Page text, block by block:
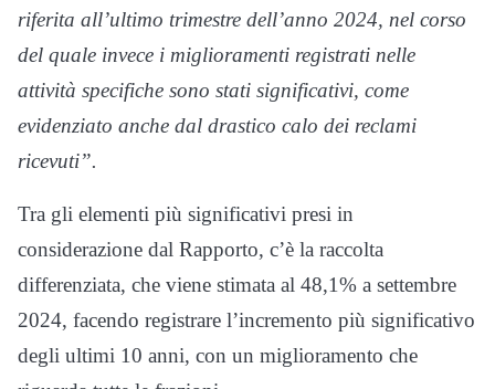
riferita all’ultimo trimestre dell’anno 2024, nel corso
del quale invece i miglioramenti registrati nelle
attività specifiche sono stati significativi, come
evidenziato anche dal drastico calo dei reclami
ricevuti”.
Tra gli elementi più significativi presi in
considerazione dal Rapporto, c’è la raccolta
differenziata, che viene stimata al 48,1% a settembre
2024, facendo registrare l’incremento più significativo
degli ultimi 10 anni, con un miglioramento che